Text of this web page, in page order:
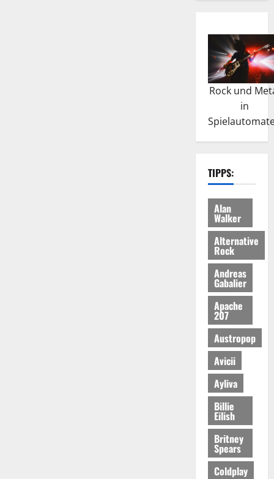
Rock und
in
TIPPS:
Alan
Walker
Alternative
Rock
Andreas
Gabalier
Apache
207
Austropop
Avicii
Ayliva
Billie
Eilish
Britney
Spears
Coldplay